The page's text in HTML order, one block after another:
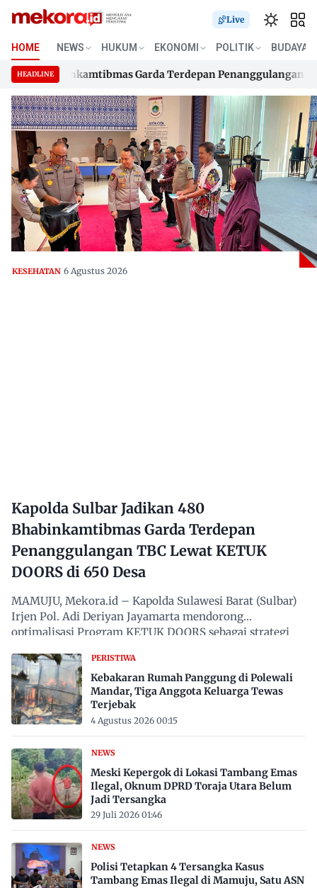
Skip
content
Live
HOME NEWS HUKUM EKONOMI POLITIK BUDAYA
HEADLINE
Bhabinkamtibmas Garda Terdepan Penanggulangan TBC
Bhabinkamtibmas Garda Terdepan Penanggulangan TBC
KESEHATAN 6 Agustus 2026
Kapolda Sulbar Jadikan 480
Bhabinkamtibmas Garda Terdepan
Penanggulangan TBC Lewat KETUK
DOORS di 650 Desa
MAMUJU, Mekora.id – Kapolda Sulawesi Barat (Sulbar)
Irjen Pol. Adi Deriyan Jayamarta mendorong
optimalisasi Program KETUK DOORS sebagai strategi
PERISTIWA
Kebakaran Rumah Panggung di Polewali
Mandar, Tiga Anggota Keluarga Tewas
Terjebak
4 Agustus 2026 00:15
NEWS
Meski Kepergok di Lokasi Tambang Emas
Ilegal, Oknum DPRD Toraja Utara Belum
Jadi Tersangka
29 Juli 2026 01:46
NEWS
Polisi Tetapkan 4 Tersangka Kasus
Tambang Emas Ilegal di Mamuju, Satu ASN